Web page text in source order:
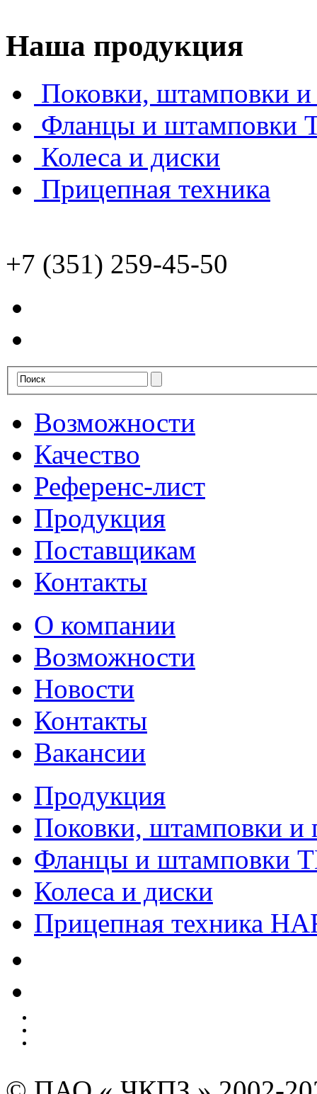
Наша продукция
Поковки, штамповки и
Фланцы и штамповки
Колеса и диски
Прицепная техника
+7 (351) 259-45-50
Возможности
Качество
Референс-лист
Продукция
Поставщикам
Контакты
О компании
Возможности
Новости
Контакты
Вакансии
Продукция
Поковки, штамповки и
Фланцы и штамповки
Колеса и диски
Прицепная техника